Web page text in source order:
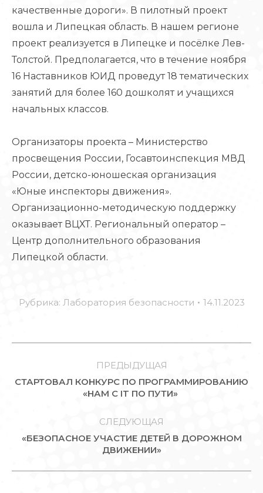
качественные дороги». В пилотный проект
вошла и Липецкая область. В нашем регионе
проект реализуется в Липецке и посёлке Лев-
Толстой. Предполагается, что в течение ноября
16 Наставников ЮИД проведут 18 тематических
занятий для более 160 дошколят и учащихся
начальных классов.
Организаторы проекта – Министерство
просвещения России, Госавтоинспекция МВД
России, детско-юношеская организация
«Юные инспекторы движения».
Организационно-методическую поддержку
оказывает ВЦХТ. Региональный оператор –
Центр дополнительного образования
Липецкой области.
Рубрика: Лаборатория безопасности 14.11.2023
ЗАПИСЯМ
ПРЕДЫДУЩАЯ
Предыдущая
СТАРТОВАЛ КОНКУРС ПО ПРОГРАММИРОВАНИЮ
«НАМ С IT ПО ПУТИ»
СЛЕДУЮЩАЯ
Следующая
«БЕЗОПАСНОЕ УЧАСТИЕ ДЕТЕЙ В ДОРОЖНОМ
ДВИЖЕНИИ»